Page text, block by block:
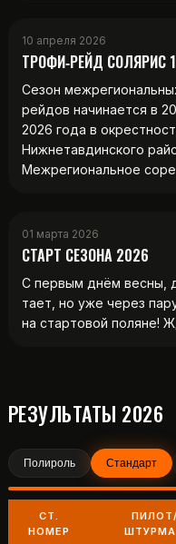
10 апреля 2026
ТРОФИ‑РЕЙД СОЛЯРИС
Сезон
рейдов начинается в
2026 года в
Нижнетавдинского
Межрегиональное
01 марта 2026
СТАРТ СЕЗОНА 2026
С первым днём весны,
тает, но уже через
на стартовой поляне!
РЕЗУЛЬТАТЫ 2026
Полироль Стандарт
СТ.
НОМЕР
ПИЛОТ/